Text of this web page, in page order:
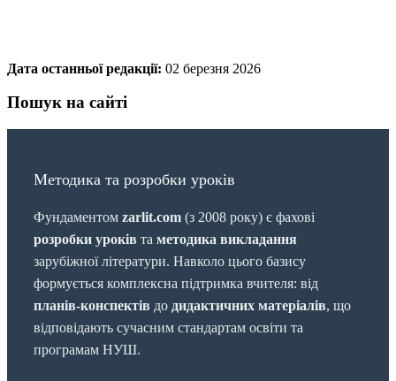
Дата останньої редакції: 02 березня 2026
Пошук на сайті
Методика та розробки уроків
Фундаментом zarlit.com (з 2008 року) є фахові
розробки уроків та методика викладання
зарубіжної літератури. Навколо цього базису
формується комплексна підтримка вчителя: від
планів-конспектів до дидактичних матеріалів, що
відповідають сучасним стандартам освіти та
програмам НУШ.